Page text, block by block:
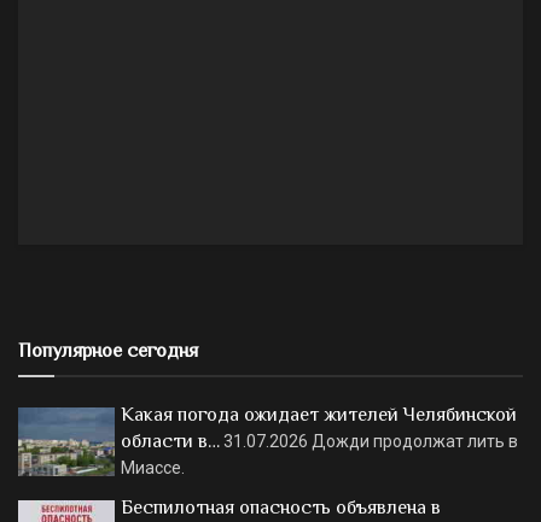
Популярное сегодня
Какая погода ожидает жителей Челябинской
области в…31.07.2026 Дожди продолжат лить в
Миассе.
Беспилотная опасность объявлена в